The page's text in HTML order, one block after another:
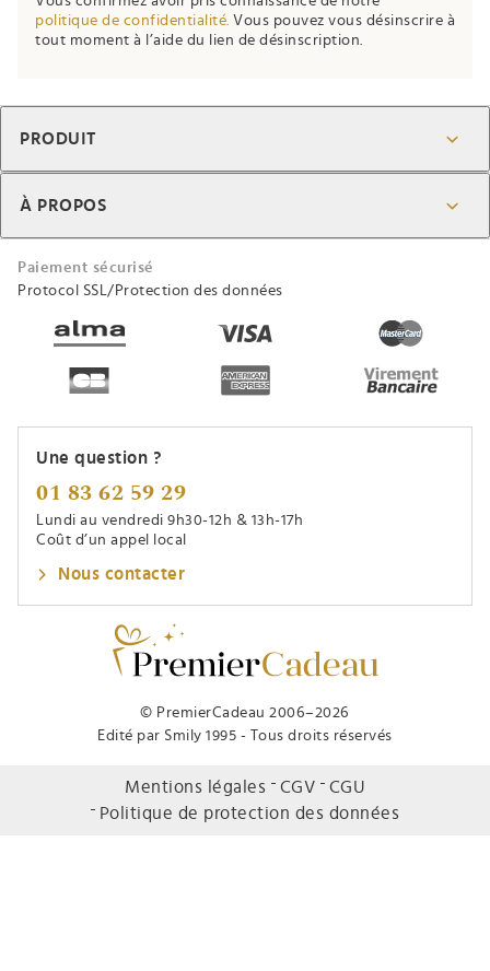
politique de confidentialité. Vous pouvez vous désinscrire à
tout moment à l’aide du lien de désinscription.
© PremierCadeau 2006–2026
Edité par Smily 1995 - Tous droits réservés
PRODUIT
À PROPOS
Paiement sécurisé
Protocol SSL/Protection des données
Une question ?
01 83 62 59 29
Lundi au vendredi 9h30-12h & 13h-17h
Coût d’un appel local
Nous contacter
Mentions légales CGV
CGU
Politique de protection des données